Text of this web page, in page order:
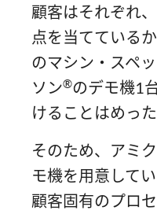
顧客はそれぞれ
点を当てている
のマシン・スペ
ソン®のデモ機1
けることはめっ
そのため、アミ
モ機を用意して
顧客固有のプロ